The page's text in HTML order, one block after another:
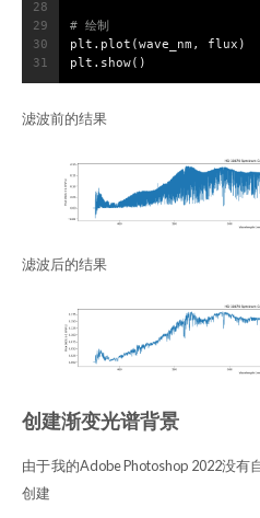
28
29
30
31
# 绘制
plt.plot(wave_nm, flux)
plt.show()
滤波前的结果
滤波后的结果
创建渐变光谱背景
由于我的Adobe Photoshop 2022没
创建